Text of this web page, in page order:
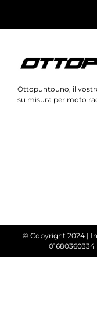
Ottopuntouno, il
su misura per moto
© Copyright 2024 |
01680360334